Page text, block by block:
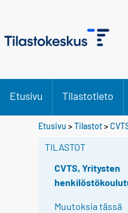
Etusivu Tilastotieto
Etusivu >Tilastot>
TILASTOT
CVTS, Yritysten
Muutoksia tässä